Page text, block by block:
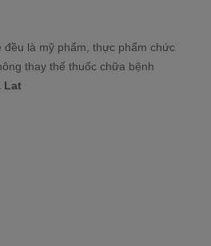
đều là mỹ phẩm, thực phẩm chức
thay thế thuốc chữa bệnh
Lat